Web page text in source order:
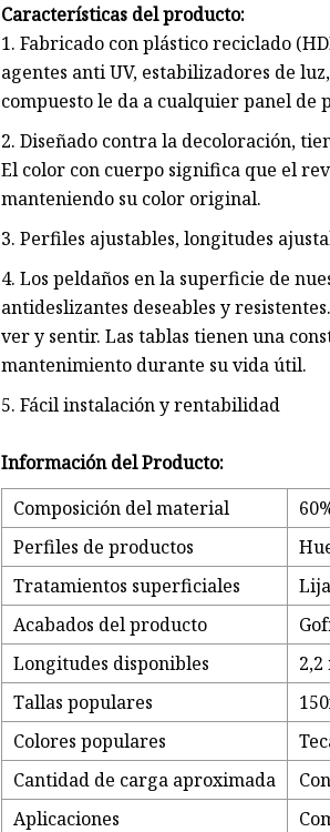
Características del producto:
1. Fabricado con plástico reciclado
agentes anti UV, estabilizadores de
compuesto le da a cualquier panel
2. Diseñado contra la decoloración,
El color con cuerpo significa que el
manteniendo su color original.
3. Perfiles ajustables, longitudes
4. Los peldaños en la superficie de
antideslizantes deseables y
ver y sentir. Las tablas tienen una
mantenimiento durante su vida útil.
5. Fácil instalación y rentabilidad
Información del Producto:
Composición del material
Perfiles de productos
Tratamientos superficiales
Acabados del producto
Longitudes disponibles
Tallas populares
Colores populares
Cantidad de carga aproximada
Aplicaciones